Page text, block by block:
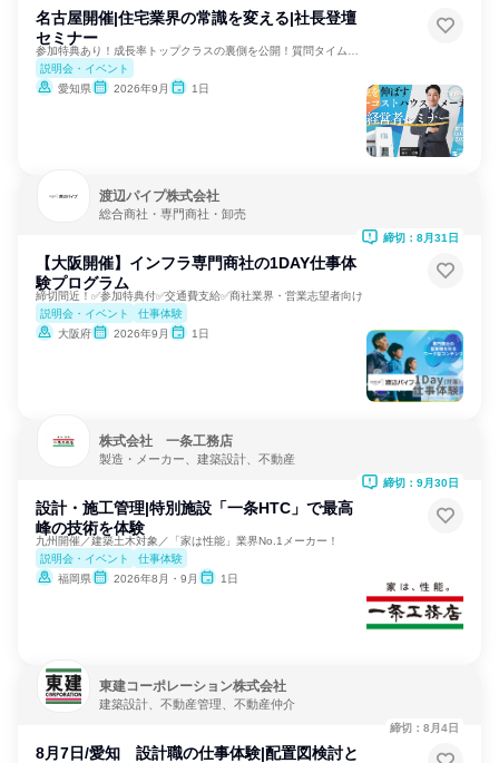
名古屋開催|住宅業界の常識を変える|社長登壇
セミナー
説明会・イベント
愛知県
2026年9月 1日
渡辺パイプ株式会社
総合商社・専門商社・卸売
【大阪開催】インフラ専門商社の1DAY仕事体
験プログラム
締切間近！✅参加特典付✅交通費支給✅商社業界・営業志望者向け
説明会・イベント
仕事体験
大阪府
2026年9月 1日
締切：8月31日
株式会社 一条工務店
製造・メーカー、建築設計、不動産
設計・施工管理|特別施設「一条HTC」で最高
峰の技術を体験
九州開催／建築土木対象／「家は性能」業界No.1メーカー！
説明会・イベント
仕事体験
福岡県
2026年8月・9月 1日
締切：9月30日
東建コーポレーション株式会社
建築設計、不動産管理、不動産仲介
8月7日/愛知 設計職の仕事体験|配置図検討と
締切：8月4日